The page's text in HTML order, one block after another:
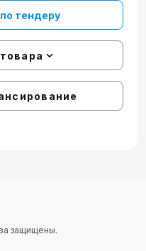
тендеру
защищены.